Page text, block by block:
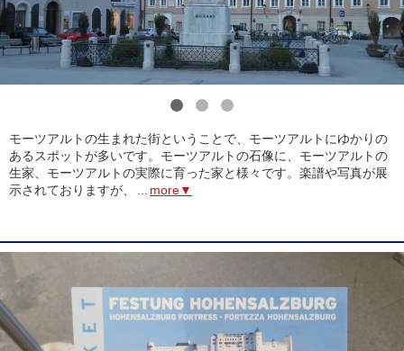
モーツアルトの生まれた街ということで、モーツアルトにゆかりの
あるスポットが多いです。モーツアルトの石像に、モーツアルトの
生家、モーツアルトの実際に育った家と様々です。楽譜や写真が展
示されておりますが、
more▼